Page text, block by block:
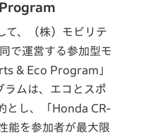
、（株）モビリテ
で運営する参加型モ
& Eco Program」
ラムは、エコとスポ
とし、「Honda CR-
能を参加者が最大限